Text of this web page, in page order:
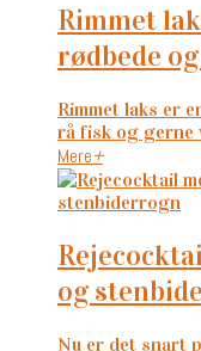
rimmet laks med peberrodsmayo,
rødbede
Rimmet laks er
rå fisk og gerne
Mere+
rejecocktail med chilidressing, chips
og
Nu er det snart